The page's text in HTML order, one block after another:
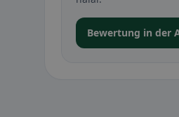
Bewertung in der